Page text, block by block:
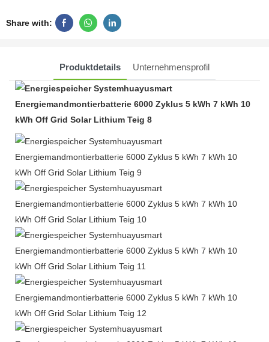
Share with:
Produktdetails Unternehmensprofil